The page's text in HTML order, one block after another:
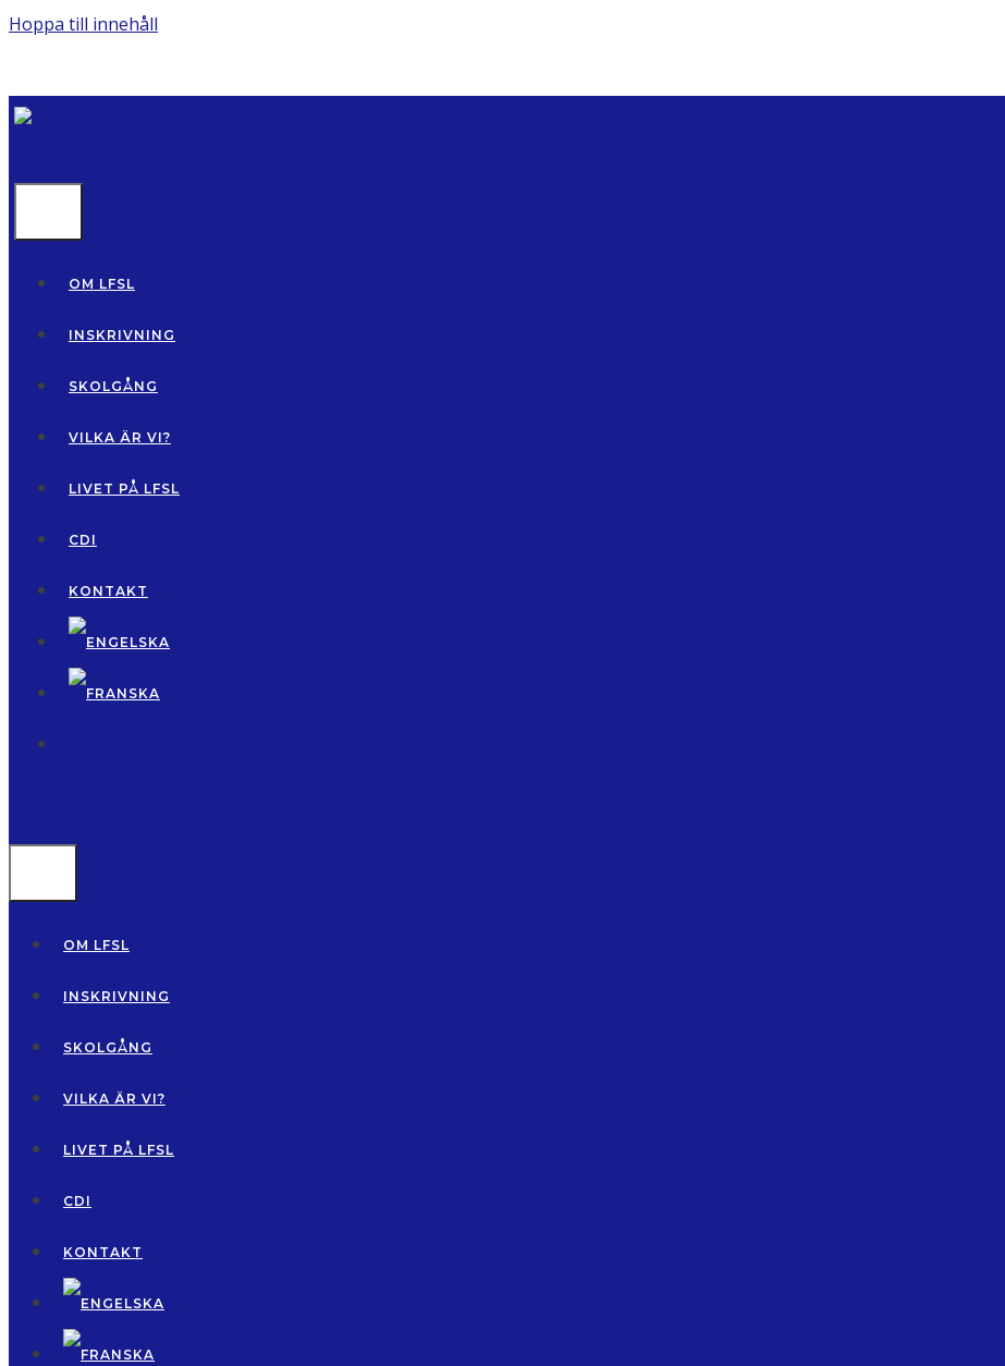
Hoppa till innehåll
OM LFSL
INSKRIVNING
SKOLGÅNG
VILKA ÄR VI?
LIVET PÅ LFSL
CDI
KONTAKT
OM LFSL
INSKRIVNING
SKOLGÅNG
VILKA ÄR VI?
LIVET PÅ LFSL
CDI
KONTAKT